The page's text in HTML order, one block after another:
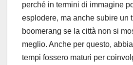
perché in termini di immagine
esplodere, ma anche subire un
boomerang se la città non si
meglio. Anche per questo,
tempi fossero maturi per